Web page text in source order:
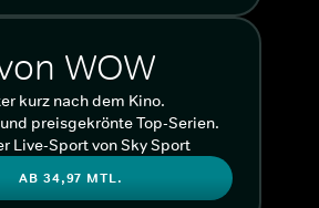
WOW
kurz nach dem Kino.
preisgekrönte Top-Serien.
Live-Sport von Sky Sport
AB 34,97 MTL.